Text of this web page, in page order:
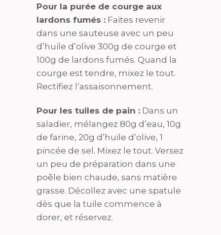
Pour la purée de courge aux
lardons fumés : Faites revenir
dans une sauteuse avec un peu
d’huile d’olive 300g de courge et
100g de lardons fumés. Quand la
courge est tendre, mixez le tout.
Rectifiez l’assaisonnement.
Pour les tuiles de pain : Dans un
saladier, mélangez 80g d’eau, 10g
de farine, 20g d’huile d’olive, 1
pincée de sel. Mixez le tout. Versez
un peu de préparation dans une
poêle bien chaude, sans matière
grasse. Décollez avec une spatule
dès que la tuile commence à
dorer, et réservez.